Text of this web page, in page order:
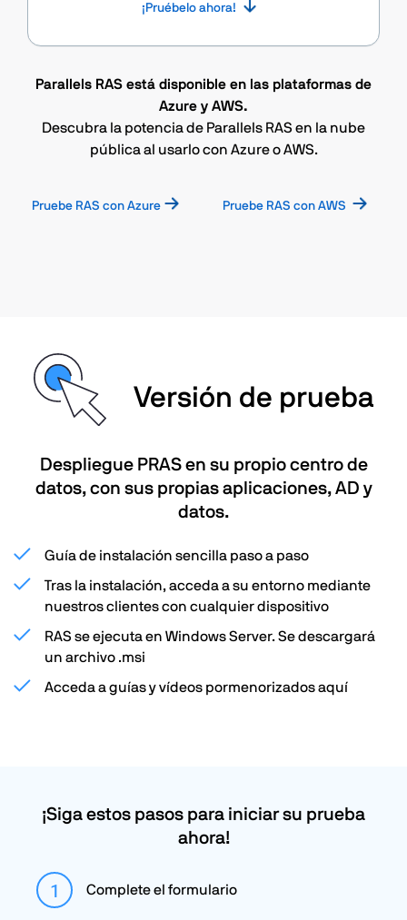
¡Pruébelo ahora!
Parallels RAS está disponible en las plataformas de
Azure y AWS.
Descubra la potencia de Parallels RAS en la nube
pública al usarlo con Azure o AWS.
Pruebe RAS con Azure Pruebe RAS con AWS
Versión de prueba
Despliegue PRAS en su propio centro de
datos, con sus propias aplicaciones, AD y
datos.
Guía de instalación sencilla paso a paso
Tras la instalación, acceda a su entorno mediante
nuestros clientes con cualquier dispositivo
RAS se ejecuta en Windows Server. Se descargará
un archivo .msi
Acceda a guías y vídeos pormenorizados aquí
¡Siga estos pasos para iniciar su prueba
ahora!
Complete el formulario